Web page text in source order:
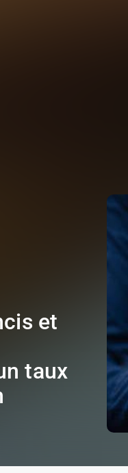
et
taux